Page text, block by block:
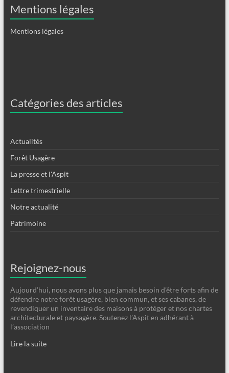
Mentions légales
Mentions légales
Catégories des articles
Actualités
Forêt Usagère
La presse et l'Aspit
Lettre trimestrielle
Notre actualité
Patrimoine
Rejoignez-nous
Aujourd’hui, nous avons plus que jamais besoin d’être forts afin de
défendre notre forêt usagère, bien commun, et ses cabanes, de
revendiquer un inventaire des maisons à protéger et nos chartes
architecturale et paysagère. Soutenez l’Aspit en adhérant à
l’association
Lire la suite